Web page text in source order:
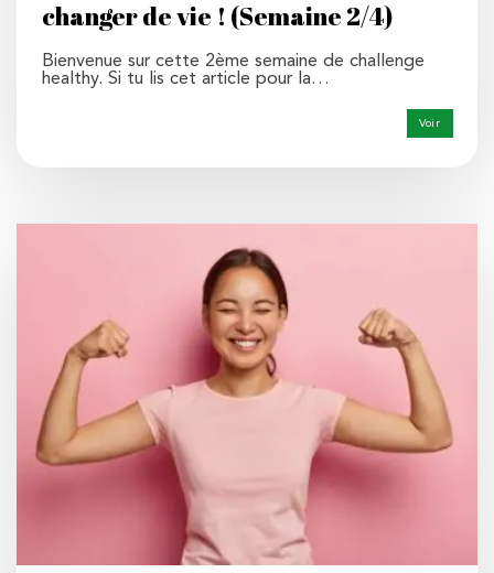
changer de vie ! (Semaine 2/4)
Bienvenue sur cette 2ème semaine de challenge
healthy. Si tu lis cet article pour la…
Voir